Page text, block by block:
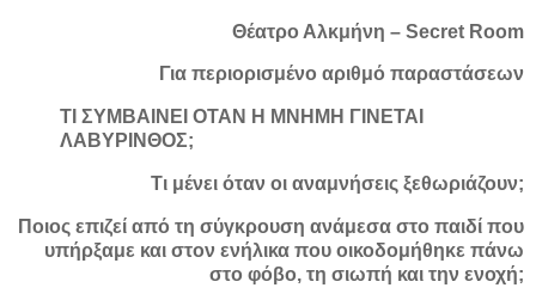
Θέατρο Αλκμήνη – Secret Room
Για περιορισμένο αριθμό παραστάσεων
ΤΙ ΣΥΜΒΑΙΝΕΙ ΟΤΑΝ Η ΜΝΗΜΗ ΓΙΝΕΤΑΙ
ΛΑΒΥΡΙΝΘΟΣ;
Τι μένει όταν οι αναμνήσεις ξεθωριάζουν;
Ποιος επιζεί από τη σύγκρουση ανάμεσα στο παιδί που
υπήρξαμε και στον ενήλικα που οικοδομήθηκε πάνω
στο φόβο, τη σιωπή και την ενοχή;